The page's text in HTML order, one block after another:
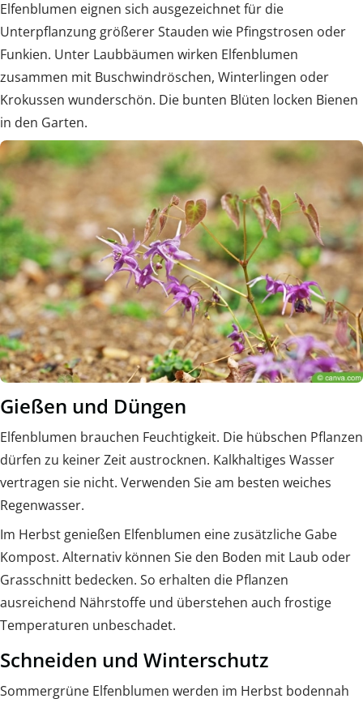
Elfenblumen eignen sich ausgezeichnet für die
Unterpflanzung größerer Stauden wie Pfingstrosen oder
Funkien. Unter Laubbäumen wirken Elfenblumen
zusammen mit Buschwindröschen, Winterlingen oder
Krokussen wunderschön. Die bunten Blüten locken Bienen
in den Garten.
Gießen und Düngen
Elfenblumen brauchen Feuchtigkeit. Die hübschen Pflanzen
dürfen zu keiner Zeit austrocknen. Kalkhaltiges Wasser
vertragen sie nicht. Verwenden Sie am besten weiches
Regenwasser.
Im Herbst genießen Elfenblumen eine zusätzliche Gabe
Kompost. Alternativ können Sie den Boden mit Laub oder
Grasschnitt bedecken. So erhalten die Pflanzen
ausreichend Nährstoffe und überstehen auch frostige
Temperaturen unbeschadet.
Schneiden und Winterschutz
Sommergrüne Elfenblumen werden im Herbst bodennah